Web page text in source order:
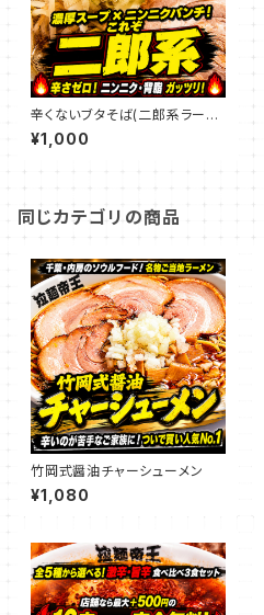
辛くないブタそば(二郎系ラーメ
ン)
¥1,000
同じカテゴリの商品
竹岡式醤油チャーシューメン
¥1,080